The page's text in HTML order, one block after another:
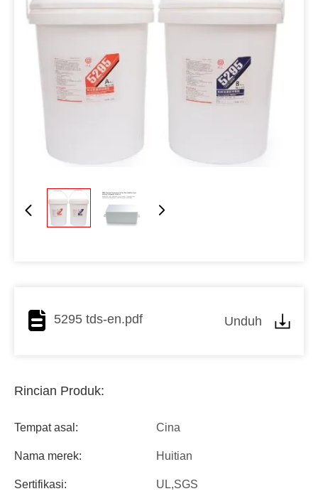
5295 tds-en.pdf Unduh
Rincian Produk:
Tempat asal: Cina
Nama merek: Huitian
Sertifikasi: UL,SGS